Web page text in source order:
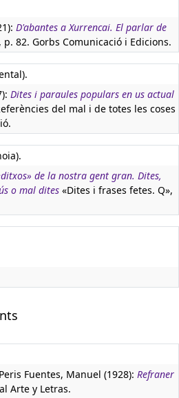
D'abantes a Xurrencai. El parlar de
p. 82. Gorbs Comunicació i Edicions.
Dites i paraules populars en us actual
del mal i de totes les coses
de la nostra gent gran. Dites,
o mal dites «Dites i frases fetes. Q»,
Fuentes, Manuel (1928): Refraner
Arte y Letras.